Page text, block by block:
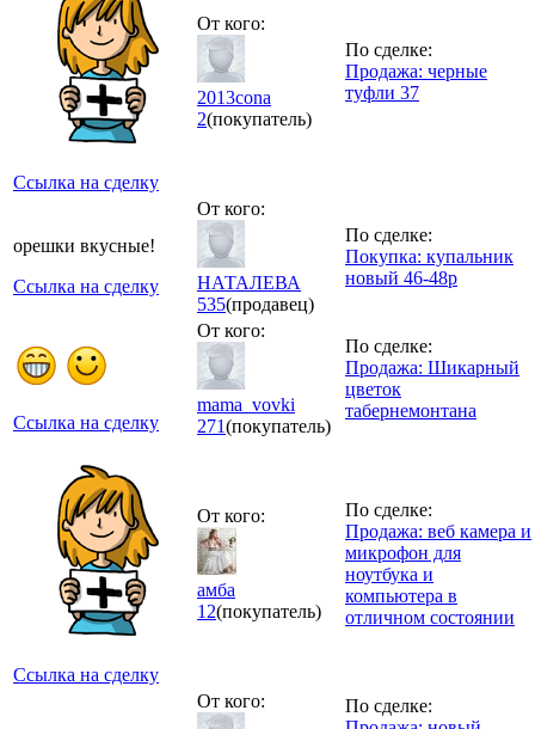
Ссылка на сделку
От кого:
2013cona
2(покупатель)
По сделке:
Продажа: черные
туфли 37
орешки вкусные!
Ссылка на сделку
От кого:
НАТАЛЕВА
535(продавец)
По сделке:
Покупка: купальник
новый 46-48р
Ссылка на сделку
От кого:
mama_vovki
271(покупатель)
По сделке:
Продажа: Шикарный
цветок
табернемонтана
Ссылка на сделку
От кого:
амба
12(покупатель)
По сделке:
Продажа: веб камера и
микрофон для
ноутбука и
компьютера в
отличном состоянии
От кого:
По сделке: